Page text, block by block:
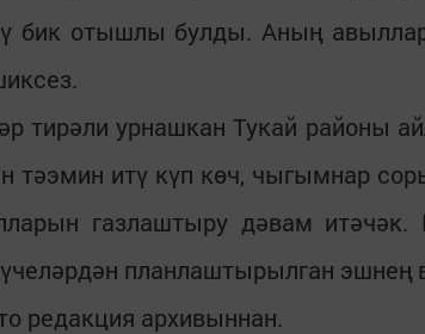
бик отышлы булды. Аның
тирәли урнашкан Тукай районы
тәэмин итү күп көч, чыгымнар
газлаштыру дәвам
планлаштырылган
редакция архивыннан.